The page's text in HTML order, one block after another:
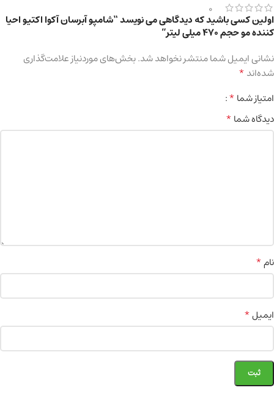
0
اولین کسی باشید که دیدگاهی می نویسد “شامپو آبرسان آکوا اکتیو احیا
کننده مو حجم 470 میلی لیتر”
نشانی ایمیل شما منتشر نخواهد شد.بخش‌های موردنیاز علامت‌گذاری
شده‌اند*
امتیاز شما*
دیدگاه شما*
نام*
ایمیل*